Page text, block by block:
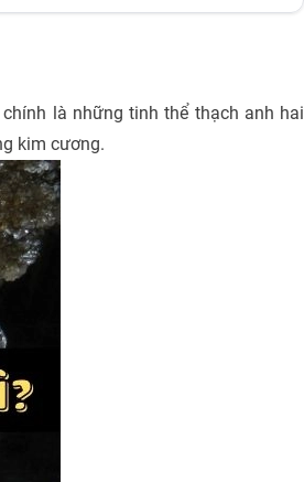
là những tinh thể thạch anh hai
kim cương.